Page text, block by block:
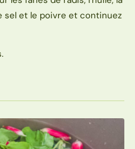
sel et le poivre et continuez